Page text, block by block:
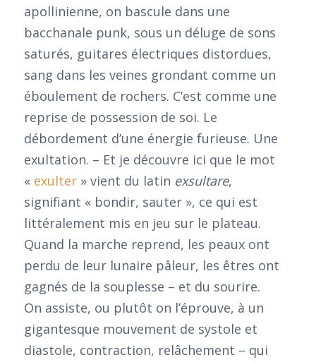
apollinienne, on bascule dans une
bacchanale punk, sous un déluge de sons
saturés, guitares électriques distordues,
sang dans les veines grondant comme un
éboulement de rochers. C’est comme une
reprise de possession de soi. Le
débordement d’une énergie furieuse. Une
exultation. – Et je découvre ici que le mot
« exulter» vient du latin exsultare,
signifiant « bondir, sauter », ce qui est
littéralement mis en jeu sur le plateau.
Quand la marche reprend, les peaux ont
perdu de leur lunaire pâleur, les êtres ont
gagnés de la souplesse – et du sourire.
On assiste, ou plutôt on l’éprouve, à un
gigantesque mouvement de systole et
diastole, contraction, relâchement – qui